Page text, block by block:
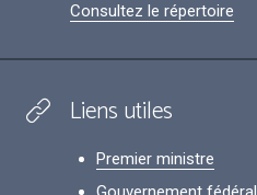
Consultez le répertoire
Liens utiles
Premier ministre